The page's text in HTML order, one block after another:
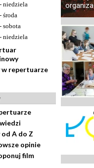
- niedziela
- środa
- sobota
- niedziela
w repertuarze
od A do Z
opinie
film